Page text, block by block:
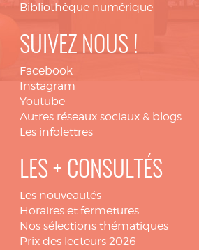
Bibliothèque numérique
SUIVEZ NOUS !
Facebook
Instagram
Youtube
Autres réseaux sociaux & blogs
Les infolettres
LES + CONSULTÉS
Les nouveautés
Horaires et fermetures
Nos sélections thématiques
Prix des lecteurs 2026